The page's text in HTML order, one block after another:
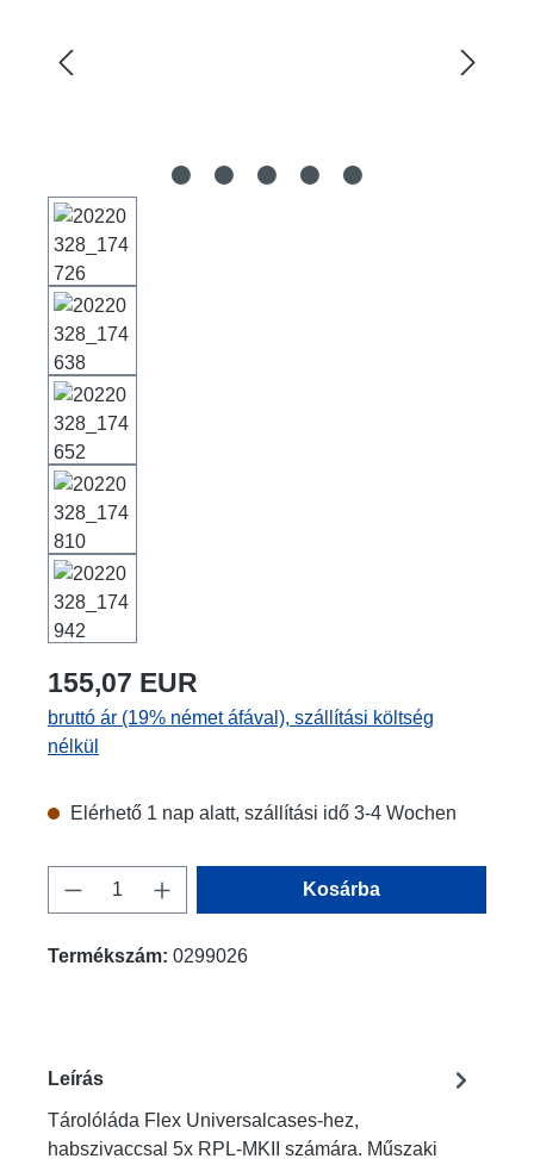
155,07 EUR
bruttó ár (19% német áfával), szállítási költség
nélkül
Elérhető 1 nap alatt, szállítási idő 3-4 Wochen
Termékmennyiség: Adja meg a kívánt
Kosárba
Termékszám: 0299026
Leírás
Tárolóláda Flex Universalcases-hez,
habszivaccsal 5x RPL-MKII számára. Műszaki